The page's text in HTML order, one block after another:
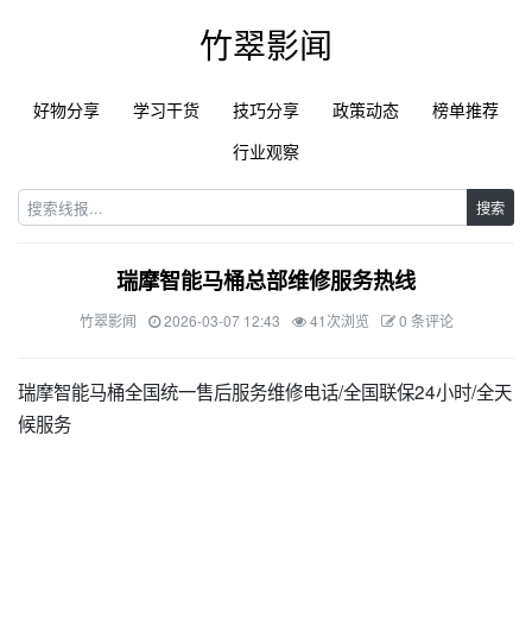
竹翠影闻
好物分享 学习干货 技巧分享 政策动态
榜单推荐
行业观察
搜索
瑞摩智能马桶总部维修服务热线
竹翠影闻 2026-03-07 12:43 41次浏览 0 条评论
瑞摩智能马桶全国统一售后服务维修电话/全国联保24小时/全天
候服务